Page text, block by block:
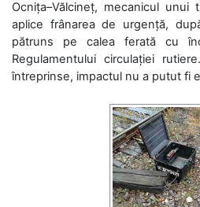
Ocnița–Vălcineț, mecanicul
aplice frânarea de urgență,
pătruns pe calea ferată cu
Regulamentului circulației
întreprinse, impactul nu a putut fi